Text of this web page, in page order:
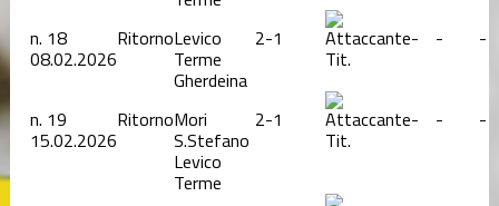
n. 18
08.02.2026
RitornoLevico
Terme
Gherdeina
2-1
Tit.
- - -
n. 19
15.02.2026
RitornoMori
S.Stefano
Levico
Terme
2-1
Tit.
- - -